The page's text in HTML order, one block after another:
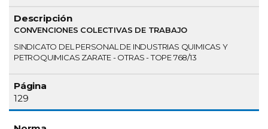
CONVENCIONES COLECTIVAS DE TRABAJO
SINDICATO DEL PERSONAL DE INDUSTRIAS QUIMICAS Y
PETROQUIMICAS ZARATE - OTRAS - TOPE 768/13
129